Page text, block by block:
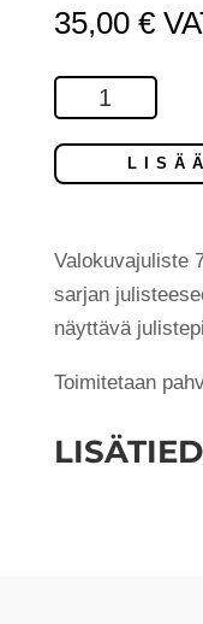
35,00 €
Kalevala-
sarja
Nro
16b
luku)
määrä
Valokuvajuliste
sarjan
näyttävä
Toimitetaan